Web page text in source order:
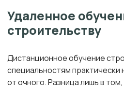
Удаленное
строительству
Дистанционное обучение
специальностям практически
от очного. Разница лишь в